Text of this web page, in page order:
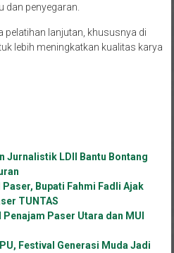
dan penyegaran.
pelatihan lanjutan, khususnya di
lebih meningkatkan kualitas karya
Jurnalistik LDII Bantu Bontang
Bupati Fahmi Fadli Ajak
TUNTAS
Paser Utara dan MUI
Festival Generasi Muda Jadi